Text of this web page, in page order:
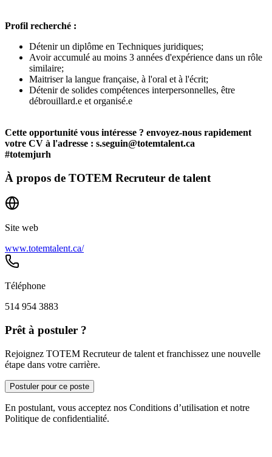
Profil recherché :
Détenir un diplôme en Techniques juridiques;
Avoir accumulé au moins 3 années d'expérience dans un rôle
similaire;
Maitriser la langue française, à l'oral et à l'écrit;
Détenir de solides compétences interpersonnelles, être
débrouillard.e et organisé.e
Cette opportunité vous intéresse ? envoyez-nous rapidement
votre CV à l'adresse : s.seguin@totemtalent.ca
#totemjurh
À propos de TOTEM Recruteur de talent
Site web
www.totemtalent.ca/
Téléphone
514 954 3883
Prêt à postuler ?
Rejoignez TOTEM Recruteur de talent et franchissez une nouvelle
étape dans votre carrière.
Postuler pour ce poste
En postulant, vous acceptez nos Conditions d’utilisation et notre
Politique de confidentialité.